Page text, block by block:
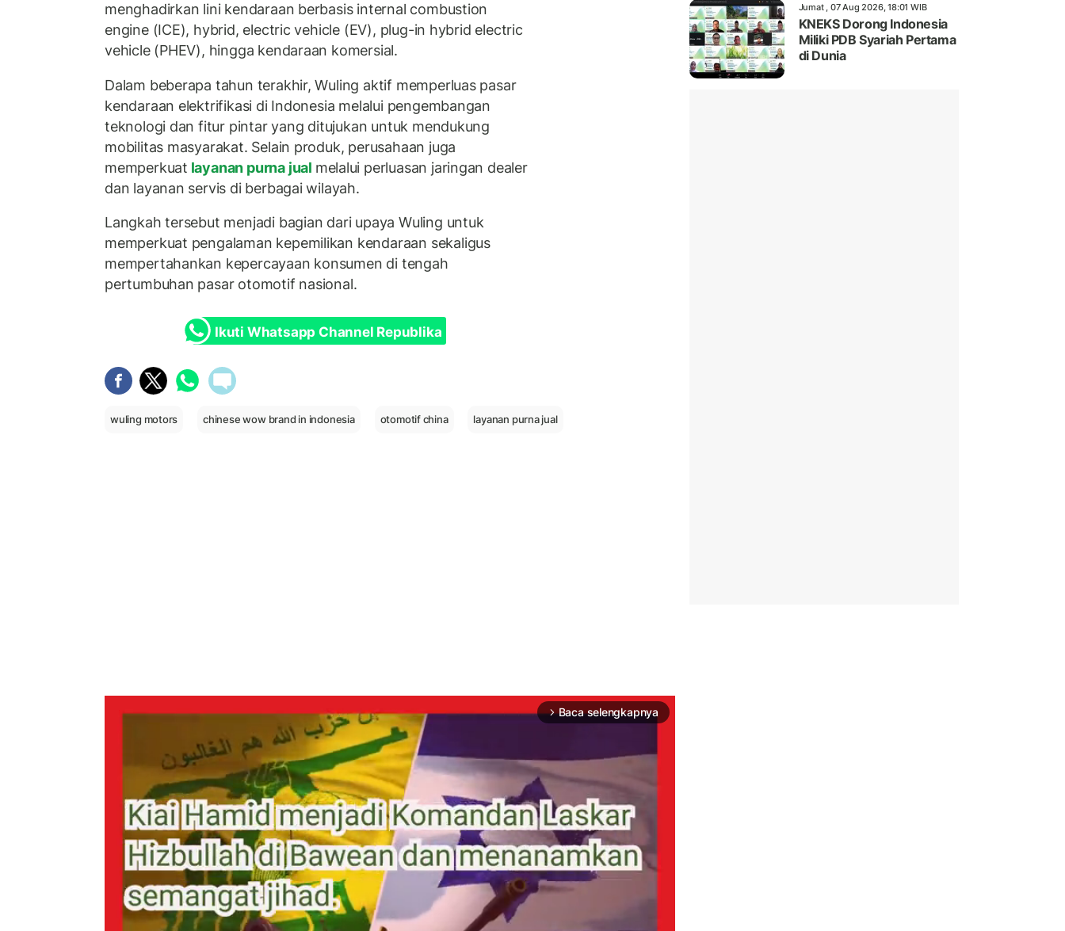
menghadirkan lini kendaraan berbasis internal combustion
engine (ICE), hybrid, electric vehicle (EV), plug-in hybrid electric
vehicle (PHEV), hingga kendaraan komersial.
Dalam beberapa tahun terakhir, Wuling aktif memperluas pasar
kendaraan elektrifikasi di Indonesia melalui pengembangan
teknologi dan fitur pintar yang ditujukan untuk mendukung
mobilitas masyarakat. Selain produk, perusahaan juga
memperkuat layanan purna jual melalui perluasan jaringan dealer
dan layanan servis di berbagai wilayah.
Langkah tersebut menjadi bagian dari upaya Wuling untuk
memperkuat pengalaman kepemilikan kendaraan sekaligus
mempertahankan kepercayaan konsumen di tengah
pertumbuhan pasar otomotif nasional.
Ikuti Whatsapp Channel Republika
wuling motors chinese wow brand in indonesia otomotif china layanan purna jual
arrow_forward_ios Baca selengkapnya
Jumat , 07 Aug 2026, 18:01 WIB
KNEKS Dorong Indonesia
Miliki PDB Syariah Pertama
di Dunia